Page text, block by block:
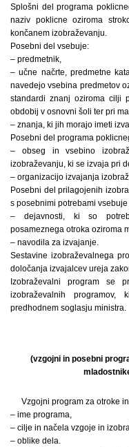
Splošni del programa
naziv poklicne oziroma
končanem izobraževanju.
Posebni del vsebuje:
– predmetnik,
– učne načrte, predmetne
navedejo vsebina predmetov
standardi znanj oziroma cilji
obdobij v osnovni šoli ter pri
– znanja, ki jih morajo imeti
Posebni del programa
– obseg in vsebino
izobraževanju, ki se izvaja pri
– organizacijo izvajanja
Posebni del prilagojenih
s posebnimi potrebami vsebuje
– dejavnosti, ki so
posameznega otroka oziroma
– navodila za izvajanje.
Sestavine izobraževalnega
določanja izvajalcev ureja
Izobraževalni program se
izobraževalnih
predhodnem soglasju ministra.
(vzgojni in posebni
Vzgojni program za otroke
– ime programa,
– cilje in načela vzgoje in
– oblike dela.